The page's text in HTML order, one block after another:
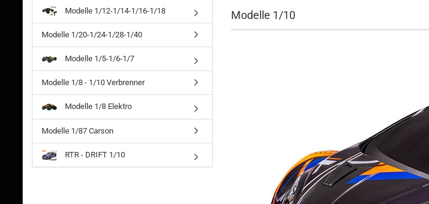
Modelle 1/10
Modelle 1/12-1/14-1/16-1/18
Modelle 1/20-1/24-1/28-1/40
Modelle 1/5-1/6-1/7
Modelle 1/8 - 1/10 Verbrenner
Modelle 1/8 Elektro
Modelle 1/87 Carson
RTR - DRIFT 1/10